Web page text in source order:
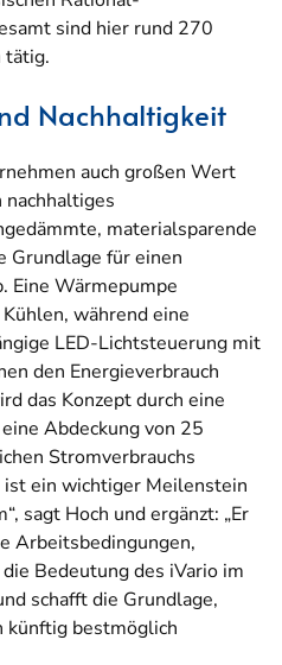
sind hier rund 270
tätig.
Nachhaltigkeit
auch großen Wert
nachhaltiges
materialsparende
Grundlage für einen
Eine Wärmepumpe
während eine
LED-Lichtsteuerung mit
den Energieverbrauch
das Konzept durch eine
Abdeckung von 25
Stromverbrauchs
ist ein wichtiger Meilenstein
sagt Hoch und ergänzt: „Er
Arbeitsbedingungen,
Bedeutung des iVario im
schafft die Grundlage,
künftig bestmöglich